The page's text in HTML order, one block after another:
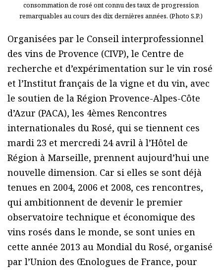
consommation de rosé ont connu des taux de progression
remarquables au cours des dix dernières années. (Photo S.P.)
Organisées par le Conseil interprofessionnel
des vins de Provence (CIVP), le Centre de
recherche et d’expérimentation sur le vin rosé
et l’Institut français de la vigne et du vin, avec
le soutien de la Région Provence-Alpes-Côte
d’Azur (PACA), les 4èmes Rencontres
internationales du Rosé, qui se tiennent ces
mardi 23 et mercredi 24 avril à l’Hôtel de
Région à Marseille, prennent aujourd’hui une
nouvelle dimension. Car si elles se sont déjà
tenues en 2004, 2006 et 2008, ces rencontres,
qui ambitionnent de devenir le premier
observatoire technique et économique des
vins rosés dans le monde, se sont unies en
cette année 2013 au Mondial du Rosé, organisé
par l’Union des Œnologues de France, pour